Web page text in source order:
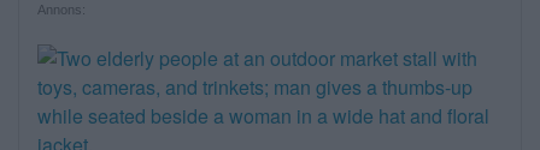
Annons: